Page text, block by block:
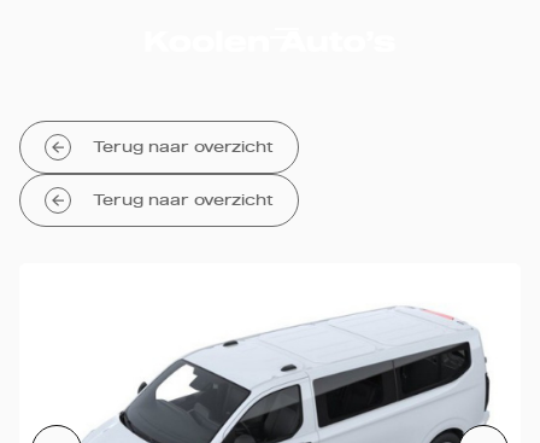
Terug naar overzicht
Terug naar overzicht